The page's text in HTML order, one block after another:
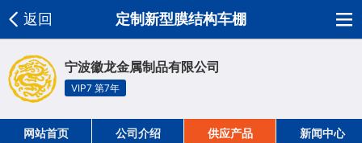
返回 定制新型膜结构车棚
宁波徽龙金属制品有限公司
VIP7 第7年
网站首页 公司介绍 供应产品 新闻中心